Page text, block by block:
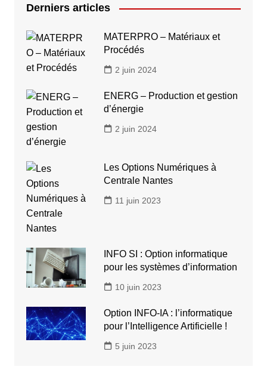
Derniers articles
MATERPRO – Matériaux et
Procédés
2 juin 2024
ENERG – Production et gestion
d’énergie
2 juin 2024
Les Options Numériques à
Centrale Nantes
11 juin 2023
INFO SI : Option informatique
pour les systèmes d’information
10 juin 2023
Option INFO-IA : l’informatique
pour l’Intelligence Artificielle !
5 juin 2023